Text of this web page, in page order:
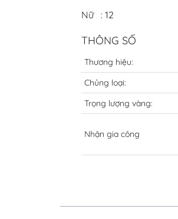
Nữ : 12
THÔNG SỐ
Thương hiệu:
Chủng loại:
Trọng lượng vàng:
Nhận gia công